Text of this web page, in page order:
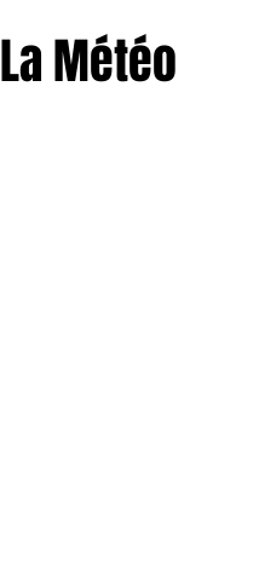
La Météo